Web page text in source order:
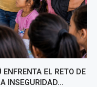
EL RETO DE
INSEGURIDAD...